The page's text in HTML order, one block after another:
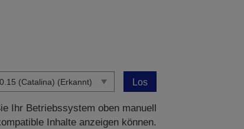
Los
Ihr Betriebssystem oben manuell
Inhalte anzeigen können.